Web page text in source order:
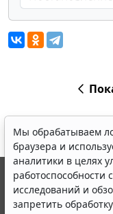
Мы обрабатываем
браузера и
аналитики в целях
работоспособности
исследований и
запретить
© ООО "НПП
выпускается с 1990